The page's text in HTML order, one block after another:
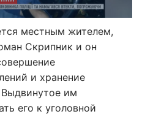
местным жителем,
Скрипник и он
и хранение
им
его к уголовной